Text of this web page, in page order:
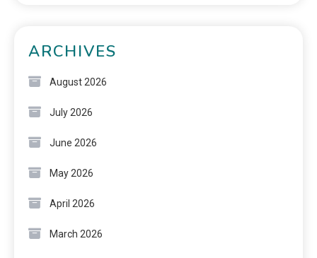
ARCHIVES
August 2026
July 2026
June 2026
May 2026
April 2026
March 2026